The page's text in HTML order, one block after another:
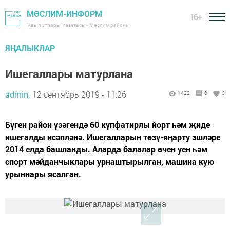
МӨСЛИМ-ИНФОРМ
"Авыл утлары" газетасы - Мөслим районы
16+
ЯҢАЛЫКЛАР
Ишегаллары матурлана
admin, 12 сентябрь 2019 - 11:26 1422 0 0
Бүген район үзәгендә 60 күпфатирлы йорт һәм җиде
ишегалды исәпләнә. Ишегалларын төзү-яңарту эшләре
2014 елда башланды. Аларда балалар өчен уен һәм
спорт мәйданчыклары урнаштырылган, машина кую
урыннары ясалган.